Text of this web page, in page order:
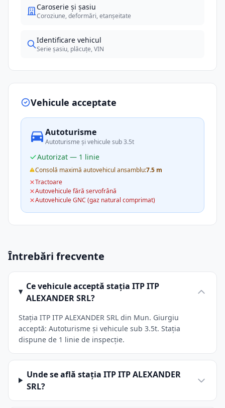
Caroserie și șasiu
Coroziune, deformări, etanșeitate
Identificare vehicul
Serie șasiu, plăcuțe, VIN
Vehicule acceptate
Autoturisme
Autoturisme și vehicule sub 3.5t
Autorizat — 1 linie
Consolă maximă autovehicul ansamblu:7.5 m
Tractoare
Autovehicule fără servofrână
Autovehicule GNC (gaz natural comprimat)
Întrebări frecvente
Ce vehicule acceptă stația ITP ITP
ALEXANDER SRL?
Stația ITP ITP ALEXANDER SRL din Mun. Giurgiu
acceptă: Autoturisme și vehicule sub 3.5t. Stația
dispune de 1 linie de inspecție.
Unde se află stația ITP ITP ALEXANDER
SRL?